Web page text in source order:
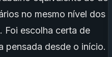
no mesmo nível dos
Foi escolha certa de
pensada desde o início.